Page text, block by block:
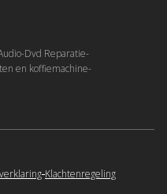
Dvd Reparatie
en koffiemachine
Klachtenregeling